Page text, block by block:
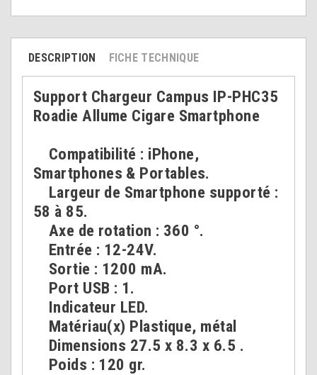
DESCRIPTION FICHE TECHNIQUE
Support Chargeur Campus IP-PHC35
Roadie Allume Cigare Smartphone
Compatibilité : iPhone,
Smartphones & Portables.
Largeur de Smartphone supporté :
58 à 85.
Axe de rotation : 360 °.
Entrée : 12-24V.
Sortie : 1200 mA.
Port USB : 1.
Indicateur LED.
Matériau(x) Plastique, métal
Dimensions 27.5 x 8.3 x 6.5 .
Poids : 120 gr.